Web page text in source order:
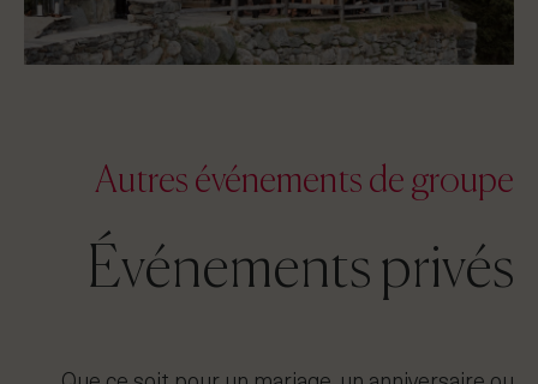
Autres événements de groupe
Événements privés